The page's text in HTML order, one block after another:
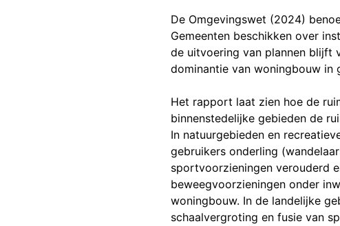
De Omgevingswet (2024)
Gemeenten beschikken over
de uitvoering van plannen blijft
dominantie van woningbouw in
Het rapport laat zien hoe de
binnenstedelijke gebieden de
In natuurgebieden en
gebruikers onderling
sportvoorzieningen verouderd
beweegvoorzieningen onder
woningbouw. In de landelijke
schaalvergroting en fusie van